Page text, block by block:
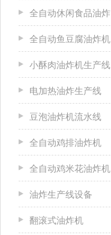
全自动休闲食品油炸
全自动鱼豆腐油炸机
小酥肉油炸机生产线
电加热油炸生产线
豆泡油炸机流水线
全自动鸡排油炸机
全自动鸡米花油炸机
油炸生产线设备
翻滚式油炸机